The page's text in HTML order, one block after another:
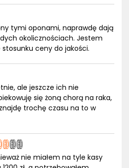
tymi oponami, naprawdę dają
okolicznościach. Jestem
ceny do jakości.
ale jeszcze ich nie
się żoną chorą na raka,
trochę czasu na to w
nie miałem na tyle kasy